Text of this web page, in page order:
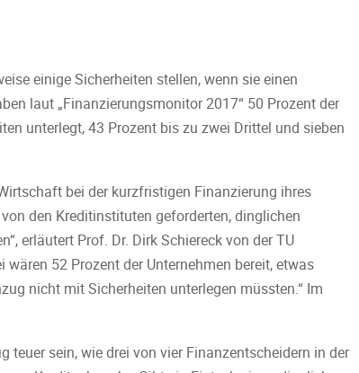
einige Sicherheiten stellen, wenn sie einen
laut „Finanzierungsmonitor 2017“ 50 Prozent der
unterlegt, 43 Prozent bis zu zwei Drittel und sieben
bei der kurzfristigen Finanzierung ihres
den Kreditinstituten geforderten, dinglichen
erläutert Prof. Dr. Dirk Schiereck von der TU
52 Prozent der Unternehmen bereit, etwas
nicht mit Sicherheiten unterlegen müssten.“ Im
sein, wie drei von vier Finanzentscheidern in der